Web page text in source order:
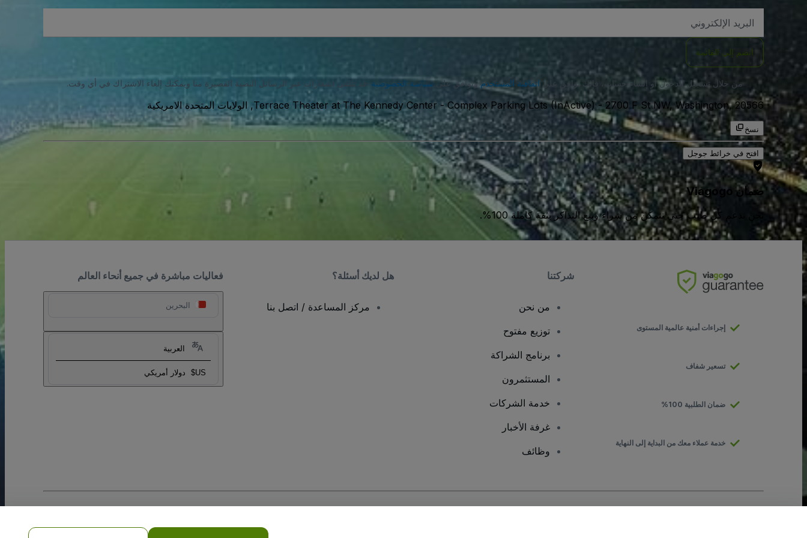
الاكتروني
انضم إلى القائمة
من خلال تسجيل الدخول أو إنشاء حساب، فإنك توافق على اتفاقية المستخدموتوافق علىسياسة الخصوصية . قد تتلقى إشعارات عبر الرسائل النصية القصيرة منا ويمكنك إلغاء الاشتراك في أي وقت.
Terrace Theater at The Kennedy Center - Complex Parking Lots (InActive)- 2700 F St NW, Washington, 20566, الولايات المتحدة الامريكية
نسخ
افتح في خرائط جوجل
ضمان Viagogo
نحن ندعم كل طلب حتى تتمكن من شراء وبيع التذاكر بثقة كاملة 100%.
فعاليات مباشرة في جميع أنحاء العالم
البحرين
العربية
US$ دولار أمريكي
إجراءات أمنية عالمية المستوى
تسعير شفاف
ضمان الطلبية 100%
خدمة عملاء معك من البداية إلى النهاية
شركتنا
من نحن
توزيع مفتوح
برنامج الشراكة
المستثمرون
خدمة الشركات
غرفة الأخبار
وظائف
هل لديك أسئلة؟
مركز المساعدة / اتصل بنا